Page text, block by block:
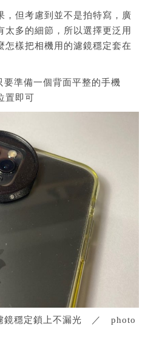
，但考慮到並不是拍特寫，廣
太多的細節，所以選擇更泛用
怎樣把相機用的濾鏡穩定套在
要準備一個背面平整的手機
置即可
鏡穩定鎖上不漏光 ／ photo